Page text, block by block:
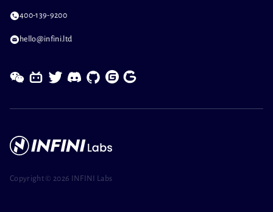
400-139-9200
hello@infini.ltd
Copyright © 2026 INFINI Labs